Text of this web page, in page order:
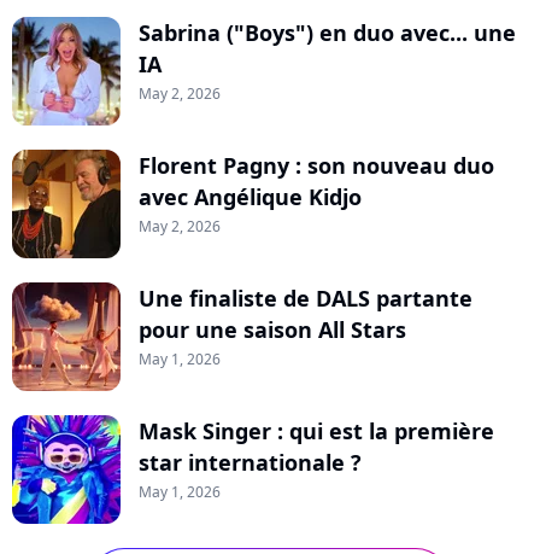
Sabrina ("Boys") en duo avec... une
IA
May 2, 2026
Florent Pagny : son nouveau duo
avec Angélique Kidjo
May 2, 2026
Une finaliste de DALS partante
pour une saison All Stars
May 1, 2026
Mask Singer : qui est la première
star internationale ?
May 1, 2026